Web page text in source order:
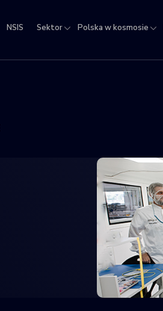
NSIS Sektor Polska w kosmosie